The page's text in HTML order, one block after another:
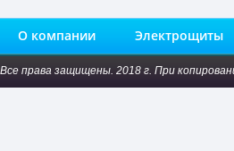
О компании Электрощиты
Все права защищены. 2018 г. При